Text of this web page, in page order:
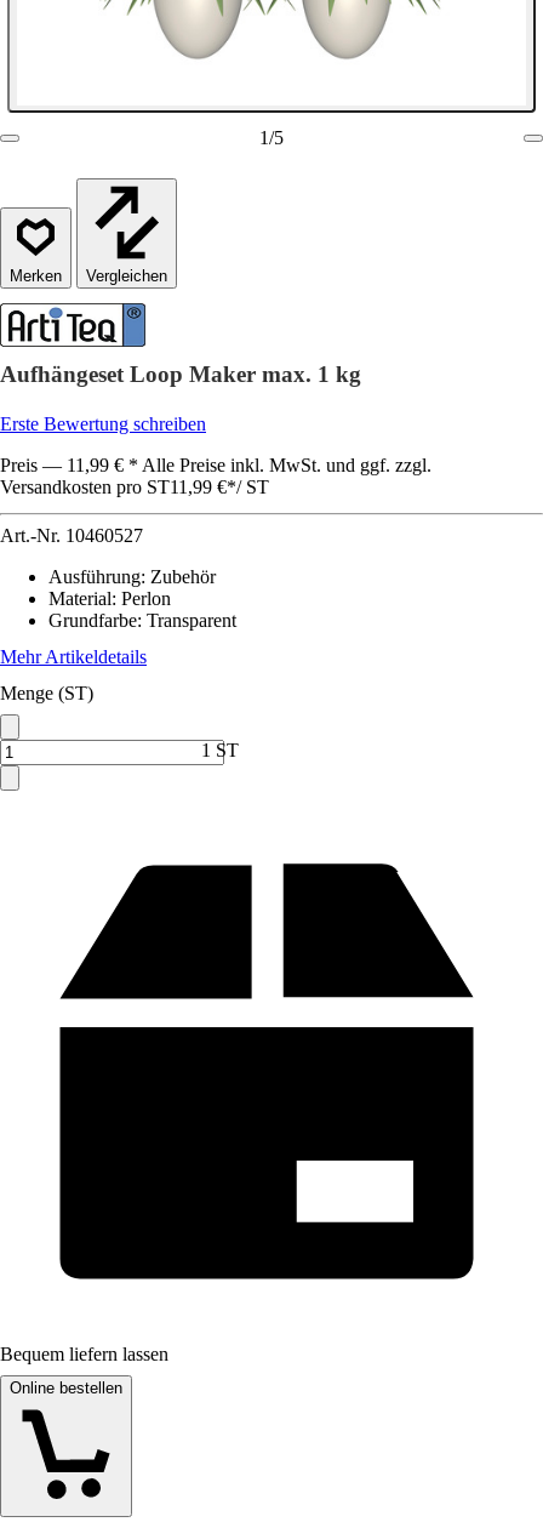
1/5
Vergleichen
Aufhängeset Loop Maker max. 1 kg
Erste Bewertung schreiben
Preis — 11,99 € * Alle Preise inkl. MwSt. und ggf. zzgl.
Versandkosten pro ST11,99 €*/ ST
Art.-Nr. 10460527
Ausführung: Zubehör
Material: Perlon
Grundfarbe: Transparent
Mehr Artikeldetails
Menge (ST)
1 ST
Bequem liefern lassen
Online bestellen